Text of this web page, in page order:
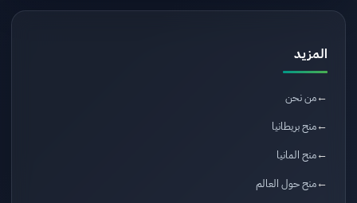
المزيد
من نحن
منح بريطانيا
منح المانيا
منح حول العالم